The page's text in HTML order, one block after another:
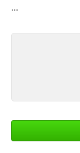
...